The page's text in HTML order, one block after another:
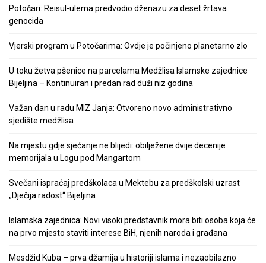
Potočari: Reisul-ulema predvodio dženazu za deset žrtava
genocida
Vjerski program u Potočarima: Ovdje je počinjeno planetarno zlo
U toku žetva pšenice na parcelama Medžlisa Islamske zajednice
Bijeljina – Kontinuiran i predan rad duži niz godina
Važan dan u radu MIZ Janja: Otvoreno novo administrativno
sjedište medžlisa
Na mjestu gdje sjećanje ne blijedi: obilježene dvije decenije
memorijala u Logu pod Mangartom
Svečani ispraćaj predškolaca u Mektebu za predškolski uzrast
„Dječija radost“ Bijeljina
Islamska zajednica: Novi visoki predstavnik mora biti osoba koja će
na prvo mjesto staviti interese BiH, njenih naroda i građana
Mesdžid Kuba – prva džamija u historiji islama i nezaobilazno